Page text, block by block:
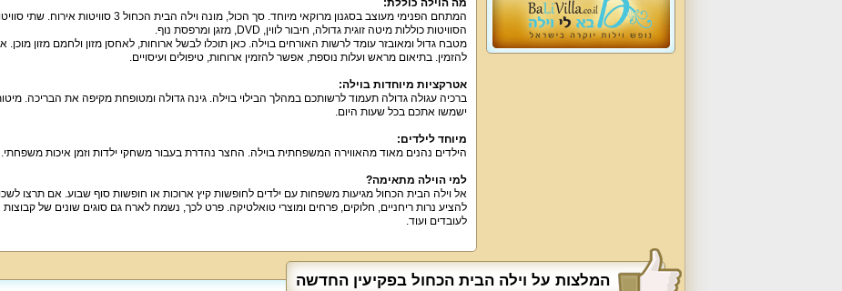
מה הוילה כוללת:
המתחם הפנימי מעוצב בסגנון מרוקאי מיוחד. סך
הסוויטות כוללות מיטה זוגית גדולה, חיבור לווין, DVD, מזגן ומרפסת נוף.
מטבח גדול ומאובזר עומד לרשות האורחים בוילה. כאן תוכלו לבשל ארוחות, לאחסן מזון ולחמם מזון
להזמין. בתיאום מראש ועלות נוספת, אפשר להזמין ארוחות, טיפולים ועיסויים.
אטרקציות מיוחדות בוילה:
ברכיה עגולה גדולה תעמוד לרשותכם במהלך הבילוי בוילה. גינה גדולה ומטופחת מקיפה את הבריכה.
ישמשו אתכם בכל שעות היום.
מיוחד לילדים:
הילדים נהנים מאוד מהאווירה המשפחתית בוילה. החצר נהדרת בעבור משחקי ילדות וזמן איכות משפחתי.
למי הוילה מתאימה?
אל וילה הבית הכחול מגיעות משפחות עם ילדים לחופשות קיץ ארוכות או חופשות סוף שבוע. אם תרצו
להציע נרות ריחניים, חלוקים, פרחים ומוצרי טואלטיקה. פרט לכך, נשמח לארח גם סוגים שונים של קבוצות
לעובדים ועוד.
המלצות על וילה הבית הכחול בפקיעין החדשה